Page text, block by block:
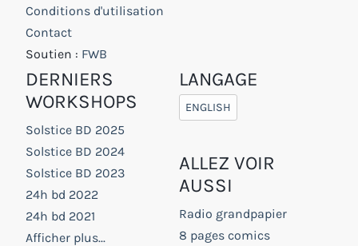
Conditions d'utilisation
Contact
Soutien : FWB
DERNIERS
WORKSHOPS
Solstice BD 2025
Solstice BD 2024
Solstice BD 2023
24h bd 2022
24h bd 2021
Afficher plus...
LANGAGE
ENGLISH
ALLEZ VOIR
AUSSI
Radio grandpapier
8 pages comics